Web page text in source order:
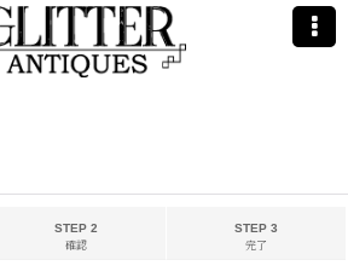
STEP 2
確認
STEP 3
完了